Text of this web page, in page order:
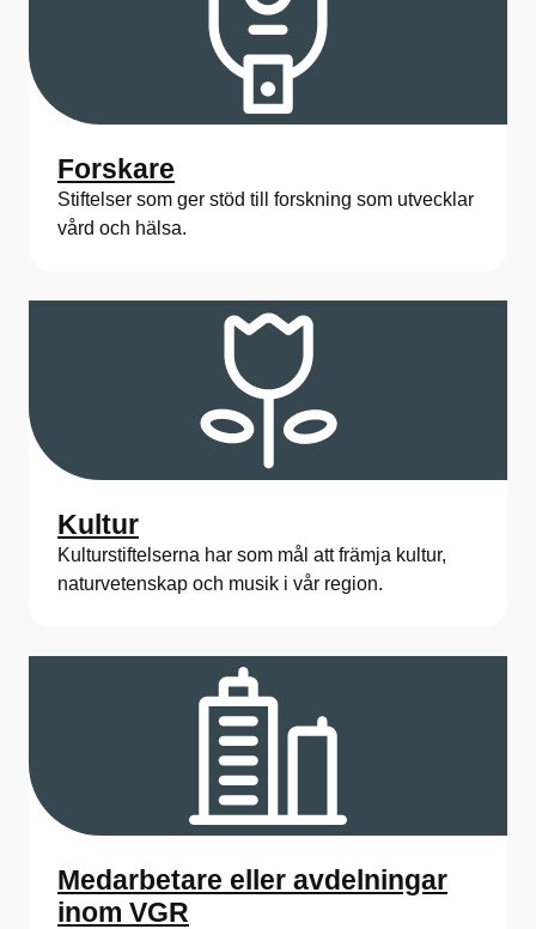
Forskare
Stiftelser som ger stöd till forskning som utvecklar
vård och hälsa.
Kultur
Kulturstiftelserna har som mål att främja kultur,
naturvetenskap och musik i vår region.
Medarbetare eller avdelningar
inom VGR